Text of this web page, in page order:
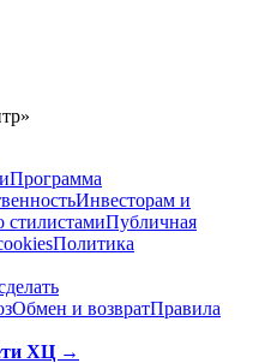
Программа
Инвесторам и
стилистамиПубличная
Политика
Обмен и возвратПравила
ХЦ →